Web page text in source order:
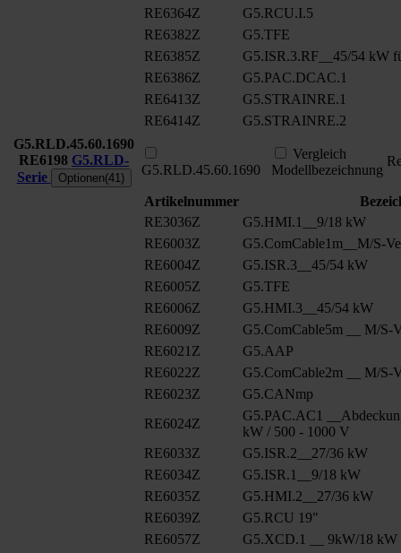
RE6364Z
G5.RCU.I.5
RE6382Z
G5.TFE
RE6385Z
G5.ISR.3.RF__45/54 kW
RE6386Z
G5.PAC.DCAC.1
RE6413Z
G5.STRAINRE.1
RE6414Z
G5.STRAINRE.2
G5.RLD.45.60.1690
RE6198 G5.RLD-
Serie
Optionen(41)
G5.RLD.45.60.1690
Vergleich
Modellbezeichnung
Artikelnummer
RE3036Z
G5.HMI.1__9/18 kW
RE6003Z
G5.ComCable1m__M/S-
RE6004Z
G5.ISR.3__45/54 kW
RE6005Z
G5.TFE
RE6006Z
G5.HMI.3__45/54 kW
RE6009Z
G5.ComCable5m __ M/S-
RE6021Z
G5.AAP
RE6022Z
G5.ComCable2m __ M/S-
RE6023Z
G5.CANmp
RE6024Z
G5.PAC.AC1
kW / 500 - 1000 V
RE6033Z
G5.ISR.2__27/36 kW
RE6034Z
G5.ISR.1__9/18 kW
RE6035Z
G5.HMI.2__27/36 kW
RE6039Z
G5.RCU 19"
RE6057Z
G5.XCD.1 __ 9kW/18 kW